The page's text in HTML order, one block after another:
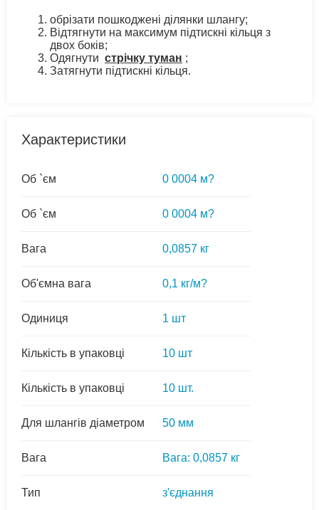
обрізати пошкоджені ділянки шлангу;
Відтягнути на максимум підтискні кільця з
двох боків;
Одягнути стрічку туман ;
Затягнути підтискні кільця.
Характеристики
Об `єм 0 0004 м?
Об `єм 0 0004 м?
Вага 0,0857 кг
Об'ємна вага 0,1 кг/м?
Одиниця 1 шт
Кількість в упаковці 10 шт
Кількість в упаковці 10 шт.
Для шлангів діаметром 50 мм
Вага Вага: 0,0857 кг
Тип з'єднання